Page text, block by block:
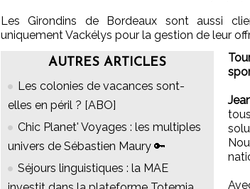
Les Girondins de Bordeaux sont aussi
uniquement Vackélys pour la gestion de leur
AUTRES ARTICLES
Les colonies de vacances sont-
elles en péril ? [ABO]
Chic Planet' Voyages : les multiples
univers de Sébastien Maury 🔑
Séjours linguistiques : la MAE